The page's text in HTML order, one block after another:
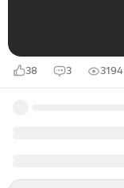
38 3 3194